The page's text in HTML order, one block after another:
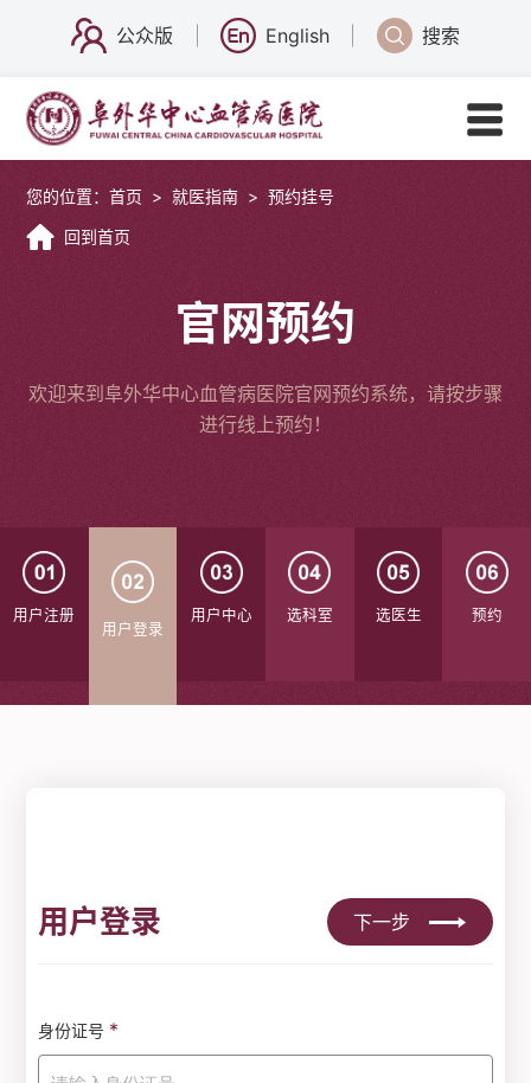
公众版 English 搜索
您的位置：首页 > 就医指南 > 预约挂号
回到首页
官网预约
欢迎来到阜外华中心血管病医院官网预约系统，请按步骤
进行线上预约！
用户注册
用户登录
用户中心 选科室 选医生 预约
用户登录 下一步
身份证号 *